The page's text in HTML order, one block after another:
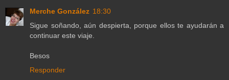
Merche González 18:30
Sigue soñando, aún despierta, porque ellos te ayudarán a
continuar este viaje.
Besos
Responder